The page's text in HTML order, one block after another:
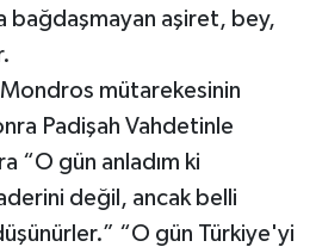
bağdaşmayan aşiret, bey,
mütarekesinin
Padişah Vahdetinle
“O gün anladım ki
değil, ancak belli
“O gün Türkiye'yi